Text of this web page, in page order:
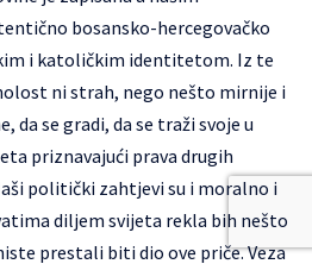
bosansko-hercegovačko
i katoličkim identitetom. Iz te
ni strah, nego nešto mirnije i
da se gradi, da se traži svoje u
priznavajući prava drugih
politički zahtjevi su i moralno i
diljem svijeta rekla bih nešto
prestali biti dio ove priče. Veza